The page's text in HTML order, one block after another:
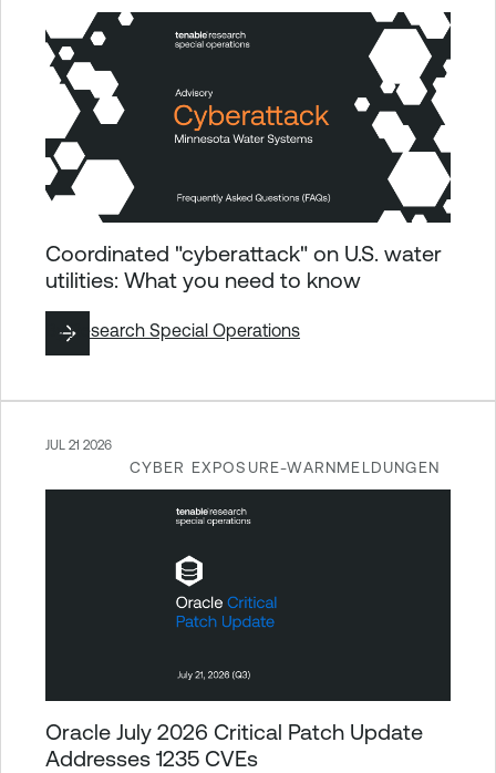
Coordinated "cyberattack" on U.S. water
utilities: What you need to know
ByResearch Special Operations
CYBER EXPOSURE-WARNMELDUNGEN
JUL 21 2026
Oracle July 2026 Critical Patch Update
Addresses 1235 CVEs